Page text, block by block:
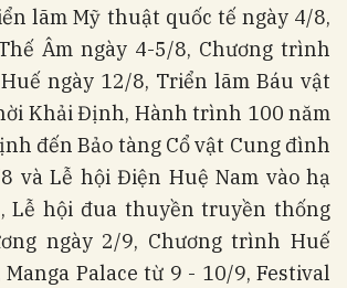
lãm Mỹ thuật quốc tế ngày 4/8,
Âm ngày 4-5/8, Chương trình
ngày 12/8, Triển lãm Báu vật
Khải Định, Hành trình 100 năm
đến Bảo tàng Cổ vật Cung đình
và Lễ hội Điện Huệ Nam vào hạ
Lễ hội đua thuyền truyền thống
ngày 2/9, Chương trình Huế
Palace từ 9 - 10/9, Festival